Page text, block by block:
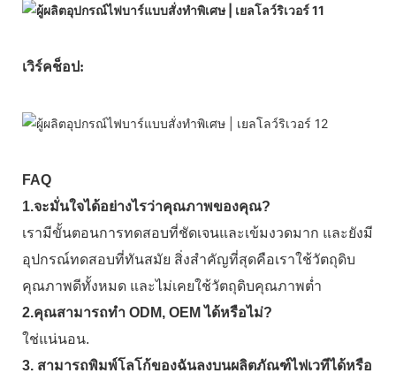
เวิร์คช็อป:
FAQ
1.จะมั่นใจได้อย่างไรว่าคุณภาพของคุณ?
เรามีขั้นตอนการทดสอบที่ชัดเจนและเข้มงวดมาก และยังมี
อุปกรณ์ทดสอบที่ทันสมัย ​​สิ่งสำคัญที่สุดคือเราใช้วัตถุดิบ
คุณภาพดีทั้งหมด และไม่เคยใช้วัตถุดิบคุณภาพต่ำ
2.คุณสามารถทำ ODM, OEM ได้หรือไม่?
ใช่แน่นอน.
3. สามารถพิมพ์โลโก้ของฉันลงบนผลิตภัณฑ์ไฟเวทีได้หรือ